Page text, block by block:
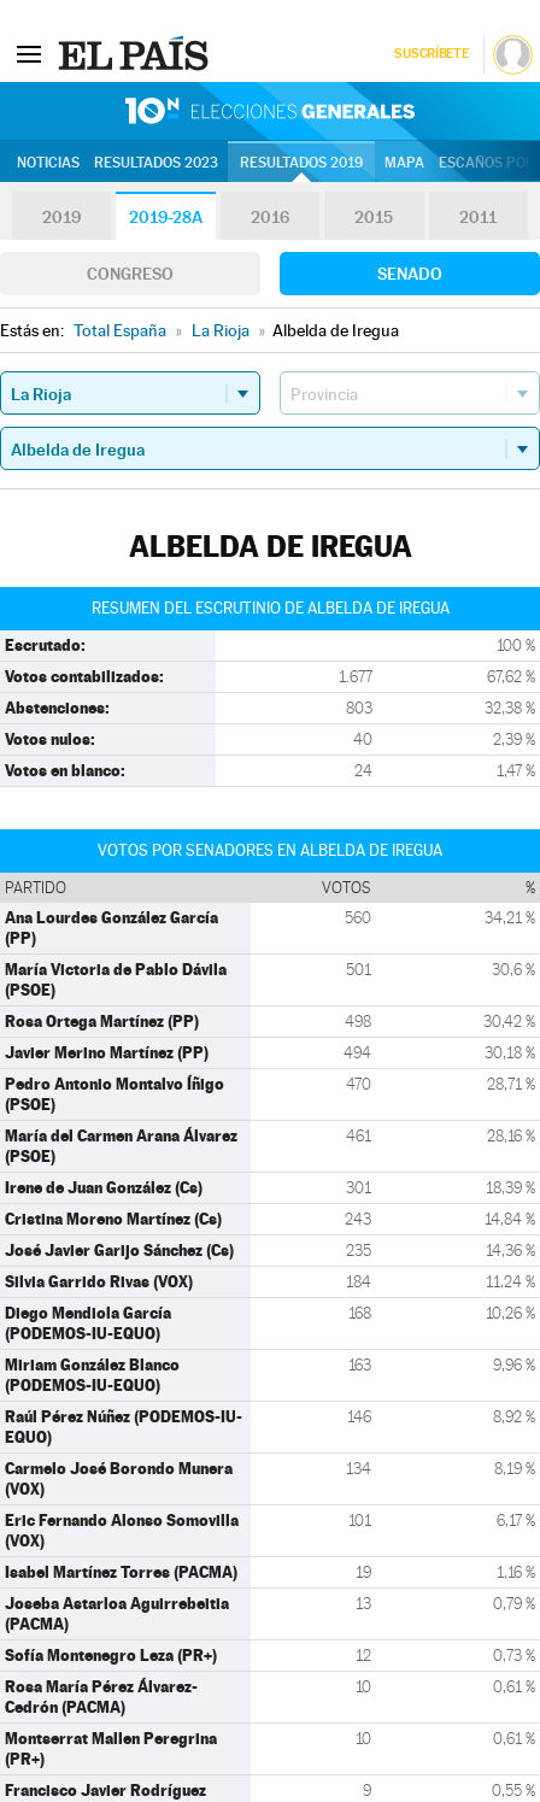
SUSCRÍBETE
NOTICIAS RESULTADOS 2023 RESULTADOS 2019 MAPA ESCAÑOS
2019 2019-28A 2016 2015 2011
CONGRESO SENADO
Estás en: Total España » La Rioja » Albelda de Iregua
ALBELDA DE IREGUA
RESUMEN DEL ESCRUTINIO DE ALBELDA DE IREGUA
Escrutado: 100 %
Votos contabilizados: 1.677 67,62 %
Abstenciones: 803 32,38 %
Votos nulos: 40 2,39 %
Votos en blanco: 24 1,47 %
VOTOS POR SENADORES EN ALBELDA DE IREGUA
PARTIDO VOTOS %
Ana Lourdes González García
(PP)
560 34,21 %
María Victoria de Pablo Dávila
(PSOE)
501 30,6 %
Rosa Ortega Martínez (PP) 498 30,42 %
Javier Merino Martínez (PP) 494 30,18 %
Pedro Antonio Montalvo Íñigo
(PSOE)
470 28,71 %
María del Carmen Arana Álvarez
(PSOE)
461 28,16 %
Irene de Juan González (Cs) 301 18,39 %
Cristina Moreno Martínez (Cs) 243 14,84 %
José Javier Garijo Sánchez (Cs) 235 14,36 %
Silvia Garrido Rivas (VOX) 184 11,24 %
Diego Mendiola García
(PODEMOS-IU-EQUO)
168 10,26 %
Miriam González Blanco
(PODEMOS-IU-EQUO)
163 9,96 %
Raúl Pérez Núñez (PODEMOS-IU-
EQUO)
146 8,92 %
Carmelo José Borondo Munera
(VOX)
134 8,19 %
Eric Fernando Alonso Somovilla
(VOX)
101 6,17 %
Isabel Martínez Torres (PACMA) 19 1,16 %
Joseba Astarloa Aguirrebeitia
(PACMA)
13 0,79 %
Sofía Montenegro Leza (PR+) 12 0,73 %
Rosa María Pérez Álvarez-
Cedrón (PACMA)
10 0,61 %
Montserrat Mallen Peregrina
(PR+)
10 0,61 %
Francisco Javier Rodríguez
9 0,55 %